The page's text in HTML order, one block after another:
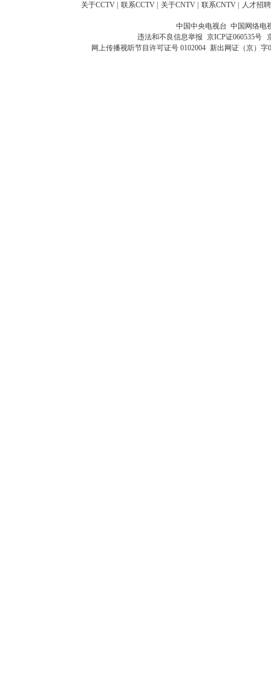
关于CCTV 联系CCTV 关于CNTV 联系CNTV 人才招聘
中国中央电视台 中国网络电
违法和不良信息举报 京ICP证060535号
网上传播视听节目许可证号 0102004 新出网证（京）